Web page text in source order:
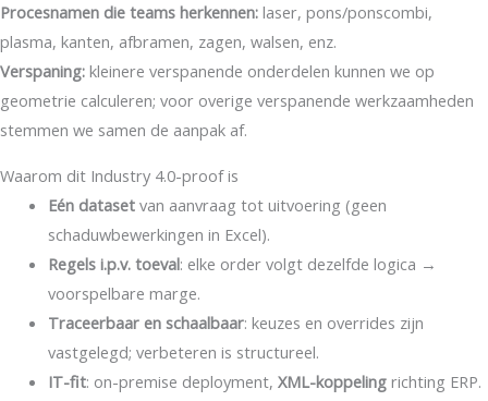
Procesnamen die teams herkennen: laser, pons/ponscombi,
plasma, kanten, afbramen, zagen, walsen, enz.
Verspaning: kleinere verspanende onderdelen kunnen we op
geometrie calculeren; voor overige verspanende werkzaamheden
stemmen we samen de aanpak af.
Waarom dit Industry 4.0-proof is
Eén datasetvan aanvraag tot uitvoering (geen
schaduwbewerkingen in Excel).
Regels i.p.v. toeval: elke order volgt dezelfde logica →
voorspelbare marge.
Traceerbaar en schaalbaar: keuzes en overrides zijn
vastgelegd; verbeteren is structureel.
IT-fit: on-premise deployment, XML-koppelingrichting ERP.